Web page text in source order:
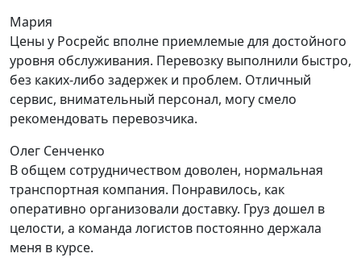
Мария
Цены у Росрейс вполне приемлемые для достойного
уровня обслуживания. Перевозку выполнили быстро,
без каких-либо задержек и проблем. Отличный
сервис, внимательный персонал, могу смело
рекомендовать перевозчика.
Олег Сенченко
В общем сотрудничеством доволен, нормальная
транспортная компания. Понравилось, как
оперативно организовали доставку. Груз дошел в
целости, а команда логистов постоянно держала
меня в курсе.